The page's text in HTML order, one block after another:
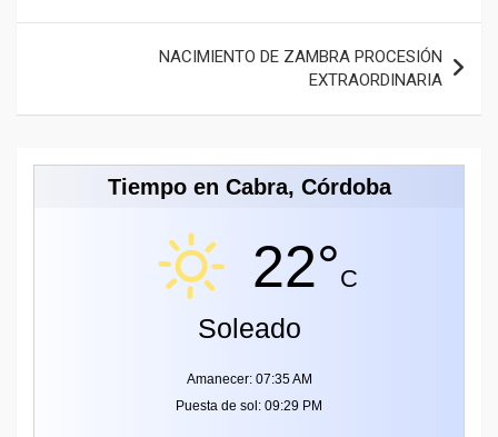
NACIMIENTO DE ZAMBRA PROCESIÓN
EXTRAORDINARIA
Tiempo en Cabra, Córdoba
22°C
Soleado
Amanecer: 07:35 AM
Puesta de sol: 09:29 PM